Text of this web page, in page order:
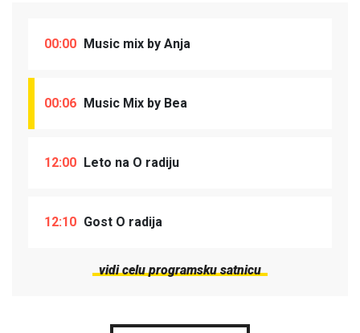
00:00 Music mix by Anja
00:06 Music Mix by Bea
12:00 Leto na O radiju
12:10 Gost O radija
vidi celu programsku satnicu